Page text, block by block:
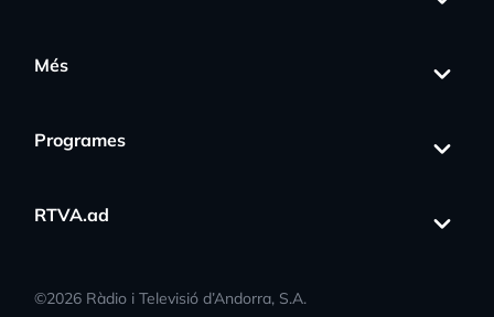
Més
Programes
RTVA.ad
©2026 Ràdio i Televisió d’Andorra, S.A.